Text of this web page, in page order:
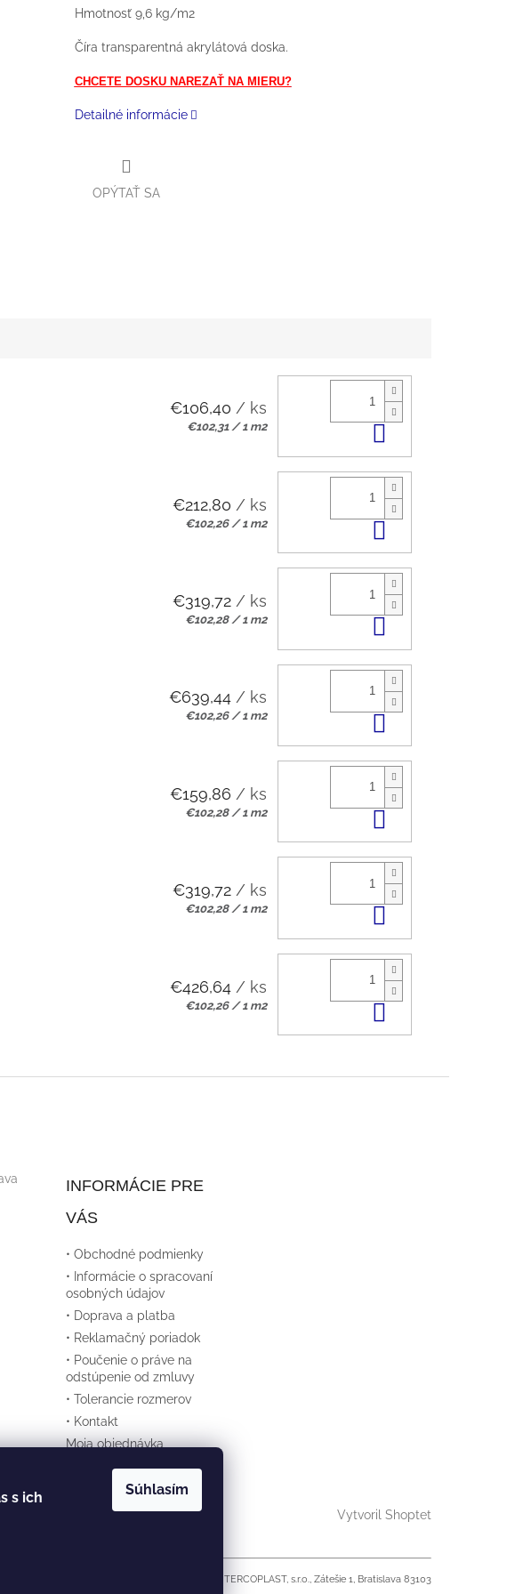
s ich
Súhlasím
Hmotnosť 9,6 kg/m2
Číra transparentná akrylátová doska.
CHCETE DOSKU NAREZAŤ NA MIERU?
Detailné informácie
OPÝTAŤ SA
€106,40 / ks
Jednotková
€102,31 / 1 m2
€212,80 / ks
Jednotková
€102,26 / 1 m2
€319,72 / ks
Jednotková
€102,28 / 1 m2
€639,44 / ks
Jednotková
€102,26 / 1 m2
€159,86 / ks
Jednotková
€102,28 / 1 m2
€319,72 / ks
Jednotková
€102,28 / 1 m2
€426,64 / ks
Jednotková
€102,26 / 1 m2
INFORMÁCIE PRE
VÁS
• Obchodné podmienky
• Informácie o spracovaní
osobných údajov
• Doprava a platba
• Reklamačný poriadok
• Poučenie o práve na
odstúpenie od zmluvy
• Tolerancie rozmerov
• Kontakt
Moja objednávka
Vytvoril Shoptet
Prevádzkovateľom týchto stránok je spoločnosť TERCOPLAST, s.r.o., Zátešie 1, Bratislava 83103